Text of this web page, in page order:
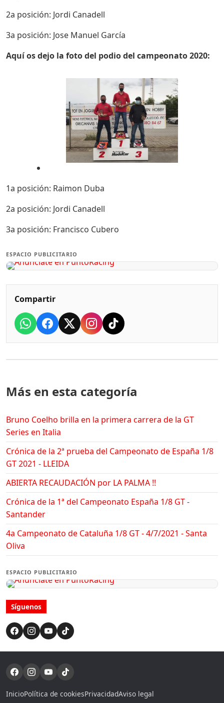
2a posición: Jordi Canadell
3a posición: Jose Manuel García
Aquí os dejo la foto del podio del campeonato 2020:
1a posición: Raimon Duba
2a posición: Jordi Canadell
3a posición: Francisco Cubero
ESPACIO PUBLICITARIO
Compartir
Más en esta categoría
Bruno Coelho brilla en la primera carrera de la GT
Series en Italia
Crónica de la 2ª prueba del Campeonato de España 1/8
GT 2021 - LLEIDA
ABIERTA RECAUDACIÓN por LA PALMA !!
Crónica de la 1ª del Campeonato España 1/8 GT -
Santander
4a Campeonato de Cataluña 1/8 GT - 4/7/2021 - Santa
Oliva
ESPACIO PUBLICITARIO
Síguenos
InicioPolítica de cookiesPrivacidadAviso legal